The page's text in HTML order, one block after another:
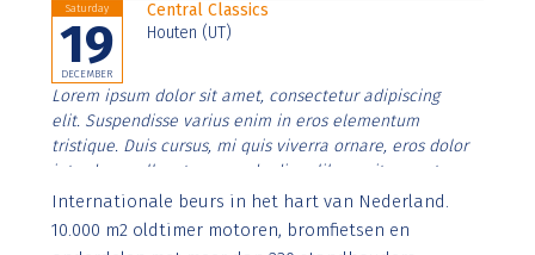
Saturday
19
DECEMBER
Central Classics
Houten (UT)
Lorem ipsum dolor sit amet, consectetur adipiscing
elit. Suspendisse varius enim in eros elementum
tristique. Duis cursus, mi quis viverra ornare, eros dolor
interdum nulla, ut commodo diam libero vitae erat.
Aenean faucibus nibh et justo cursus id rutrum lorem
imperdiet. Nunc ut sem vitae risus tristique posuere.
Internationale beurs in het hart van Nederland.
10.000 m2 oldtimer motoren, bromfietsen en